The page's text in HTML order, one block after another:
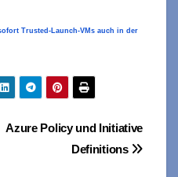
Trusted-Launch-VMs auch in der
Azure Policy und Initiative
Definitions